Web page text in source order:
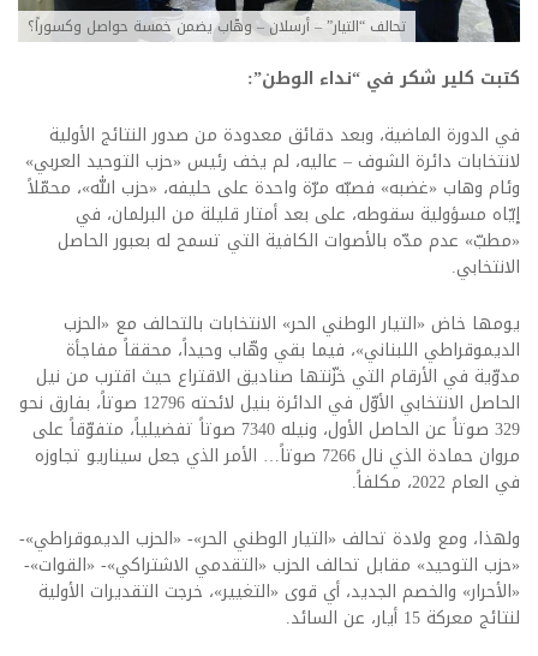
تحالف “التيار” – أرسلان – وهّاب يضمن خمسة حواصل وكسوراً؟
كتبت كلير شكر في “نداء الوطن”:
في الدورة الماضية، وبعد دقائق معدودة من صدور النتائج الأولية
لانتخابات دائرة الشوف – عاليه، لم يخف رئيس «حزب التوحيد العربي»
وئام وهاب «غضبه» فصبّه مرّة واحدة على حليفه، «حزب الله»، محمّلاً
إيّاه مسؤولية سقوطه، على بعد أمتار قليلة من البرلمان، في
«مطبّ» عدم مدّه بالأصوات الكافية التي تسمح له بعبور الحاصل
الانتخابي.
يومها خاض «التيار الوطني الحر» الانتخابات بالتحالف مع «الحزب
الديموقراطي اللبناني»، فيما بقي وهّاب وحيداً، محققاً مفاجأة
مدوّية في الأرقام التي خزّنتها صناديق الاقتراع حيث اقترب من نيل
الحاصل الانتخابي الأوّل في الدائرة بنيل لائحته 12796 صوتاً، بفارق نحو
329 صوتاً عن الحاصل الأول، ونيله 7340 صوتاً تفضيلياً، متفوّقاً على
مروان حمادة الذي نال 7266 صوتاً… الأمر الذي جعل سيناريو تجاوزه
في العام 2022، مكلفاً.
ولهذا، ومع ولادة تحالف «التيار الوطني الحر»- «الحزب الديموقراطي»-
«حزب التوحيد» مقابل تحالف الحزب «التقدمي الاشتراكي»- «القوات»-
«الأحرار» والخصم الجديد، أي قوى «التغيير»، خرجت التقديرات الأولية
لنتائج معركة 15 أيار، عن السائد.